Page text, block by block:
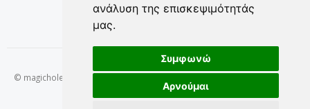
ανάλυση της επισκεψιμότητάς
μας.
Συμφωνώ
Αρνούμαι
© magichole.gr 2022. All Rights Reserved.